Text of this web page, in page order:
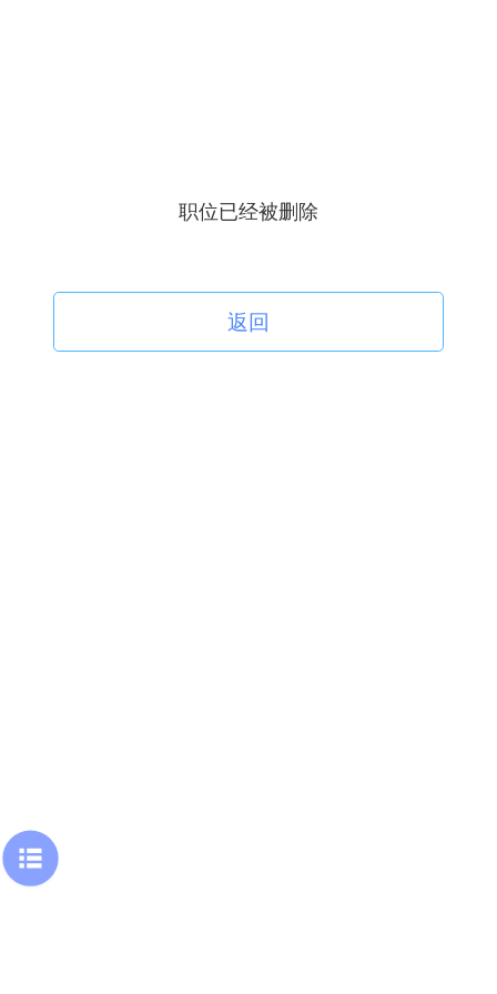
职位已经被删除
返回